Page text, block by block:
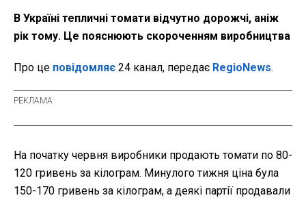
В Україні тепличні томати відчутно дорожчі, аніж
рік тому. Це пояснюють скороченням виробництва
Про це повідомляє 24 канал, передає RegioNews.
На початку червня виробники продають томати по 80-
120 гривень за кілограм. Минулого тижня ціна була
150-170 гривень за кілограм, а деякі партії продавали